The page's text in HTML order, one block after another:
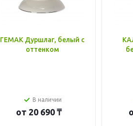
ГЕМАК Дуршлаг, белый с
оттенком
В наличии
от 20 690 ₸